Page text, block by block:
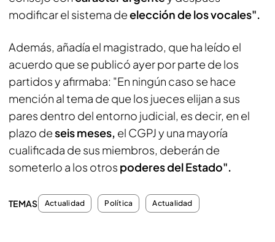
modificar el sistema deelección de los vocales".
Además, añadía el magistrado, que ha leído el
acuerdo que se publicó ayer por parte de los
partidos y afirmaba: "En ningún caso se hace
mención al tema de que los jueces elijan a sus
pares dentro del entorno judicial, es decir, en el
plazo deseis meses, el CGPJ y una mayoría
cualificada de sus miembros, deberán de
someterlo a los otros poderes del Estado".
TEMAS Actualidad Política Actualidad